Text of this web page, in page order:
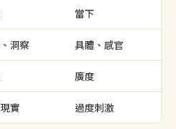
當下
洞察 具體、感官
廣度
實 過度刺激